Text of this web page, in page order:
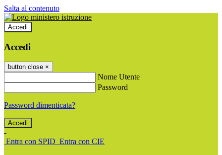
Salta al contenuto
Accedi
Accedi
button close ×
Nome Utente
Password
Password dimenticata?
-
Entra con SPID Entra con CIE